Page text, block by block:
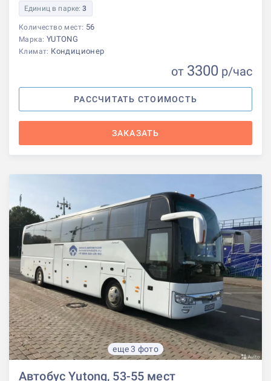
Единиц в парке:3
Количество мест: 56
Марка: YUTONG
Климат: Кондиционер
от 3300 р/час
РАССЧИТАТЬ СТОИМОСТЬ
ЗАКАЗАТЬ
еще 3 фото
Автобус Yutong, 53-55 мест